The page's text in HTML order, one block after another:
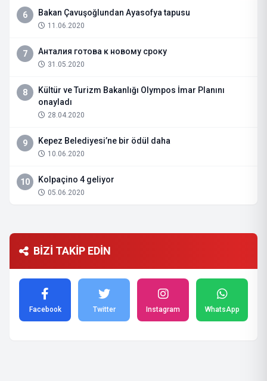
6 Bakan Çavuşoğlundan Ayasofya tapusu
11.06.2020
7 Анталия готова к новому сроку
31.05.2020
8
Kültür ve Turizm Bakanlığı Olympos İmar Planını
onayladı
28.04.2020
9 Kepez Belediyesi’ne bir ödül daha
10.06.2020
10 Kolpaçino 4 geliyor
05.06.2020
BİZİ TAKİP EDİN
Facebook Twitter Instagram WhatsApp